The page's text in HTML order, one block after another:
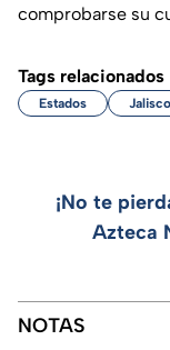
comprobarse su
Tags relacionados
Estados Jalisco
¡No te
Azteca
NOTAS